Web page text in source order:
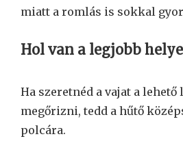
miatt a romlás is sokkal
Hol van a legjobb
Ha szeretnéd a vajat a
megőrizni, tedd a hűtő
polcára.